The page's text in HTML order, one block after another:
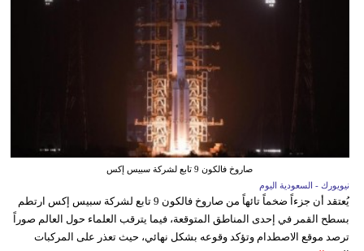
صاروخ فالكون 9 تابع لشركة سبيس إكس
نيويورك - السعودية اليوم
يُعتقد أن جزءاً ضخماً تائهاً من صاروخ فالكون 9 تابع لشركة سبيس إكس ارتطم
بسطح القمر في إحدى المناطق المتوقعة، فيما يترقب العلماء حول العالم صوراً
ترصد موقع الاصطدام وتؤكد وقوعه بشكل نهائي، حيث تعذر على المركبات